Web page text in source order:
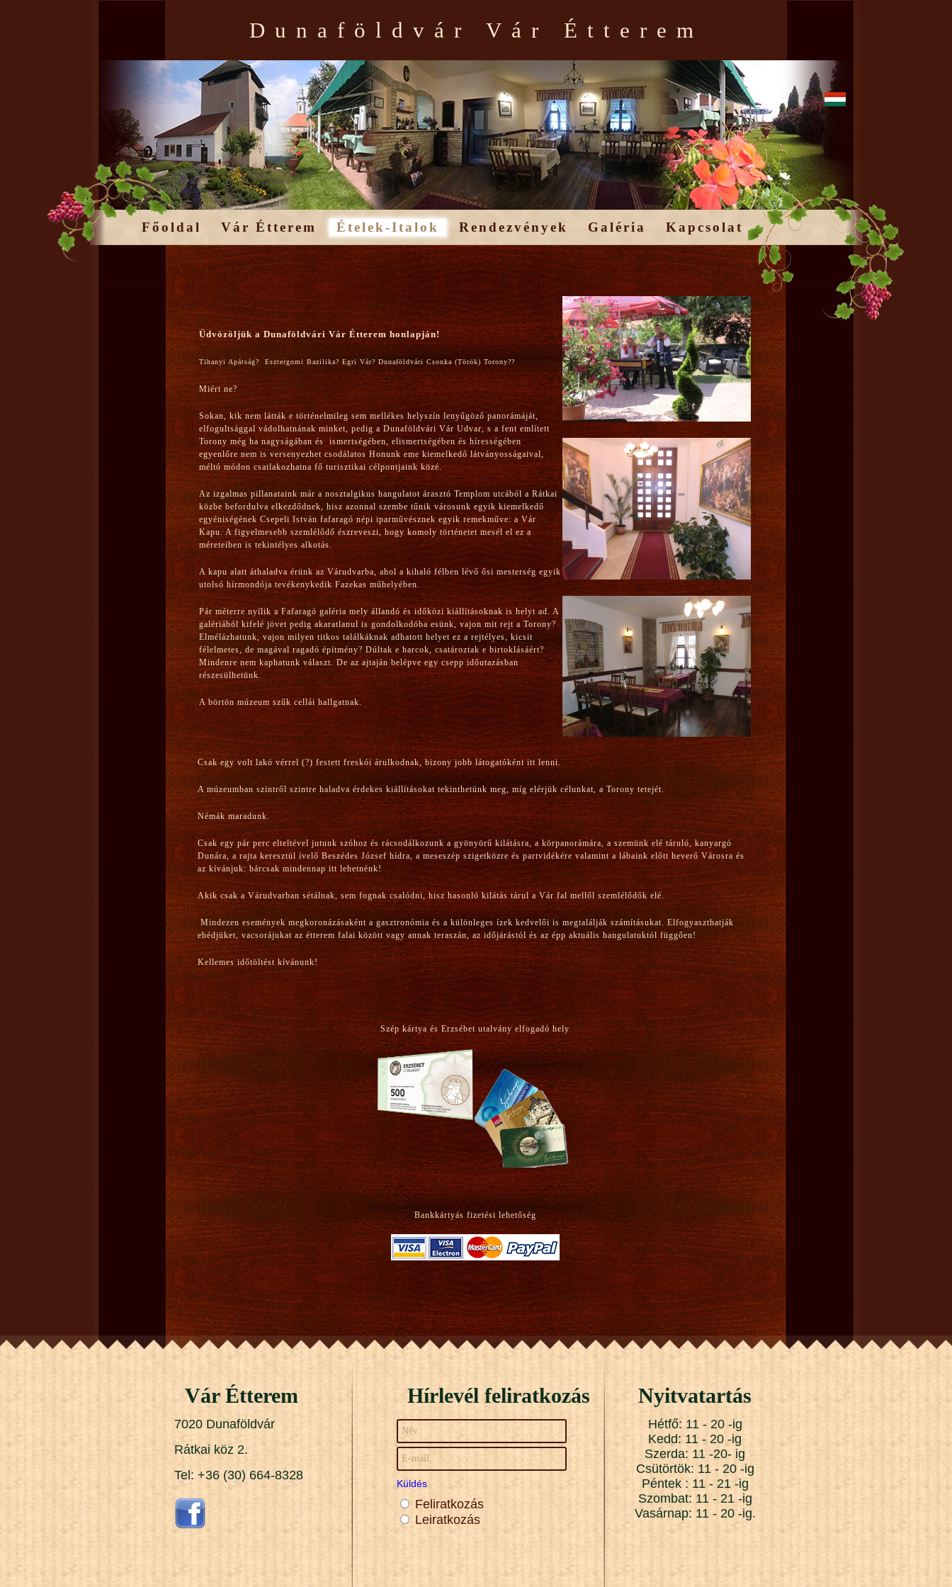
Dunaföldvár Vár Étterem
Főoldal Vár Étterem Ételek-Italok Rendezvények Galéria Kapcsolat
Üdvözöljük a Dunaföldvári Vár Étterem honlapján!
Tihanyi Apátság? Esztergomi Bazilika? Egri Vár? Dunaföldvári Csonka (Török) Torony??
Miért ne?
Sokan, kik nem látták e történelmileg sem mellékes helyszín lenyűgöző panorámáját,
elfogultsággal vádolhatnának minket, pedig a Dunaföldvári Vár Udvar, s a fent említett
Torony még ha nagyságában és ismertségében, elismertségében és hírességében
egyenlőre nem is versenyezhet csodálatos Honunk eme kiemelkedő látványosságaival,
méltó módon csatlakozhatna fő turisztikai célpontjaink közé.
Az izgalmas pillanataink már a nosztalgikus hangulatot árasztó Templom utcából a Rátkai
közbe befordulva elkezdődnek, hisz azonnal szembe tűnik városunk egyik kiemelkedő
egyéniségének Csepeli István fafaragó népi iparművésznek egyik remekműve: a Vár
Kapu. A figyelmesebb szemlélődő észreveszi, hogy komoly történetet mesél el ez a
méreteiben is tekintélyes alkotás.
A kapu alatt áthaladva érünk az Várudvarba, ahol a kihaló félben lévő ősi mesterség egyik
utolsó hírmondója tevékenykedik Fazekas műhelyében.
Pár méterre nyílik a Fafaragó galéria mely állandó és időközi kiállításoknak is helyt ad. A
galériából kifelé jövet pedig akaratlanul is gondolkodóba esünk, vajon mit rejt a Torony?
Elmélázhatunk, vajon milyen titkos találkáknak adhatott helyet ez a rejtélyes, kicsit
félelmetes, de magával ragadó építmény? Dúltak e harcok, csatároztak e birtoklásáért?
Mindenre nem kaphatunk választ. De az ajtaján belépve egy csepp időutazásban
részesülhetünk.
A börtön múzeum szűk cellái hallgatnak.
Csak egy volt lakó vérrel (?) festett freskói árulkodnak, bizony jobb látogatóként itt lenni.
A múzeumban szintről szintre haladva érdekes kiállításokat tekinthetünk meg, míg elérjük célunkat, a Torony tetejét.
Némák maradunk.
Csak egy pár perc elteltével jutunk szóhoz és rácsodálkozunk a gyönyörű kilátásra, a körpanorámára, a szemünk elé táruló, kanyargó
Dunára, a rajta keresztül ívelő Beszédes József hídra, a meseszép szigetközre és partvidékére valamint a lábaink előtt heverő Városra és
az kívánjuk: bárcsak mindennap itt lehetnénk!
Akik csak a Várudvarban sétálnak, sem fognak csalódni, hisz hasonló kilátás tárul a Vár fal mellől szemlélődők elé.
Mindezen események megkoronázásaként a gasztronómia és a különleges ízek kedvelői is megtalálják számításukat. Elfogyaszthatják
ebédjüket, vacsorájukat az étterem falai között vagy annak teraszán, az időjárástól és az épp aktuális hangulatuktól függően!
Kellemes időtöltést kívánunk!
Szép kártya és Erzsébet utalvány elfogadó hely
Bankkártyás fizetési lehetőség
Vár Étterem
7020 Dunaföldvár
Rátkai köz 2.
Tel: +36 (30) 664-8328
Hírlevél feliratkozás
Küldés
Feliratkozás
Leiratkozás
Nyitvatartás
Hétfő: 11 - 20 -ig
Kedd: 11 - 20 -ig
Szerda: 11 -20- ig
Csütörtök: 11 - 20 -ig
Péntek : 11 - 21 -ig
Szombat: 11 - 21 -ig
Vasárnap: 11 - 20 -ig.